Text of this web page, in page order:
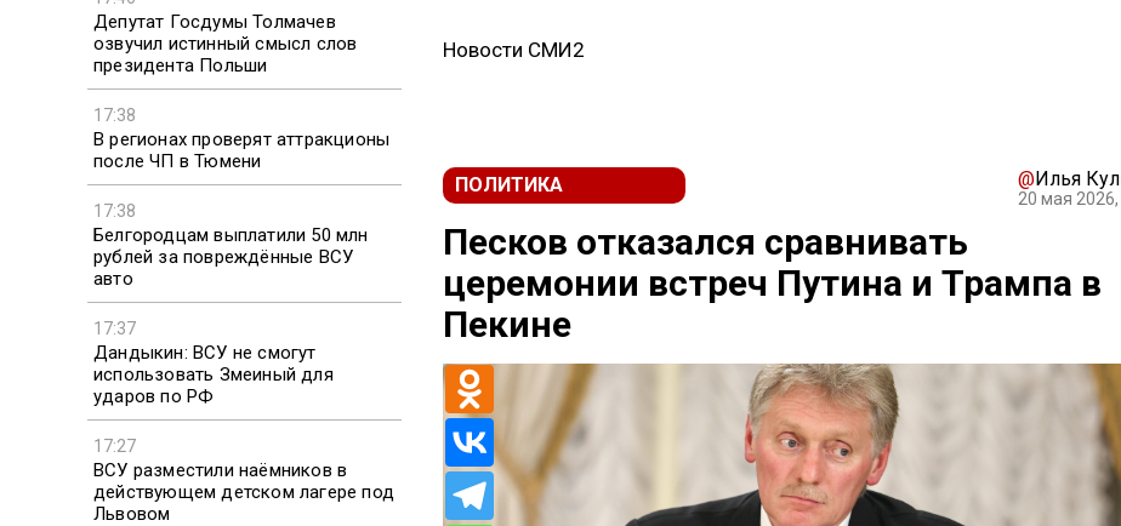
Депутат Госдумы Толмачев
озвучил истинный смысл слов
президента Польши
17:38
В регионах проверят аттракционы
после ЧП в Тюмени
17:38
Белгородцам выплатили 50 млн
рублей за повреждённые ВСУ
авто
17:37
Дандыкин: ВСУ не смогут
использовать Змеиный для
ударов по РФ
17:27
ВСУ разместили наёмников в
действующем детском лагере под
Львовом
Новости СМИ2
ПОЛИТИКА @Илья
20 мая 2026,
Песков отказался сравнивать
церемонии встреч Путина и Трампа в
Пекине